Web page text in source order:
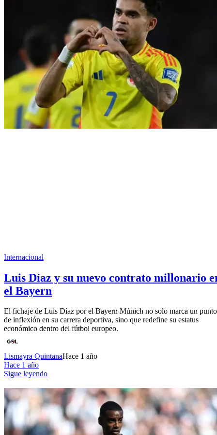
Internacional
Luis Díaz y su nuevo contrato millonario
el Bayern
El fichaje de Luis Díaz por el Bayern Múnich no solo marca un punto
de inflexión en su carrera deportiva, sino que redefine su estatus
económico dentro del fútbol europeo.
Lismayra QuintanaHace 1 año
Hace 1 año
Sigue leyendo